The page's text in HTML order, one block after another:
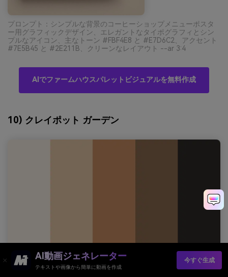
プロンプト：シンプルな背景のコーヒーショップメニューポスタ
ー用グラフィックデザイン、エレガントなタイポグラフィとシン
プルなアイコン、主なトーン #FBF4E8 と #E7D6C2、アクセント
#7E5B45 と #2E211B、クリーンなレイアウト --ar 3:4
AIでファームハウスパレットビジュアルを無料作成
10) クレイポット ガーデン
AI動画ジェネレーター
テキストや画像から簡単に動画を作成
今すぐ生成